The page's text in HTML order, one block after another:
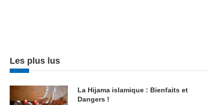
Les plus lus
La Hijama islamique : Bienfaits et
Dangers !